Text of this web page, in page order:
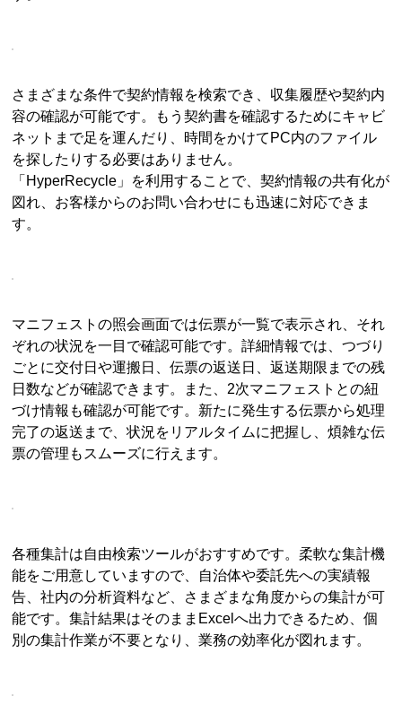
さまざまな条件で契約情報を検索でき、収集履歴や契約内
容の確認が可能です。もう契約書を確認するためにキャビ
ネットまで足を運んだり、時間をかけてPC内のファイル
を探したりする必要はありません。
「HyperRecycle」を利用することで、契約情報の共有化が
図れ、お客様からのお問い合わせにも迅速に対応できま
す。
マニフェストの照会画面では伝票が一覧で表示され、それ
ぞれの状況を一目で確認可能です。詳細情報では、つづり
ごとに交付日や運搬日、伝票の返送日、返送期限までの残
日数などが確認できます。また、2次マニフェストとの紐
づけ情報も確認が可能です。新たに発生する伝票から処理
完了の返送まで、状況をリアルタイムに把握し、煩雑な伝
票の管理もスムーズに行えます。
各種集計は自由検索ツールがおすすめです。柔軟な集計機
能をご用意していますので、自治体や委託先への実績報
告、社内の分析資料など、さまざまな角度からの集計が可
能です。集計結果はそのままExcelへ出力できるため、個
別の集計作業が不要となり、業務の効率化が図れます。